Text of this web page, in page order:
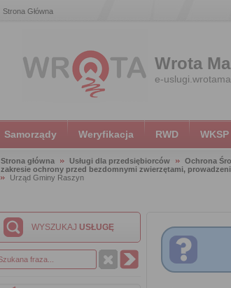
Strona Główna
Wrota
e-
Samorządy Weryfikacja RWD WKSP
Strona główna Usługi dla przedsiębiorców Ochrona
zakresie ochrony przed bezdomnymi zwierzętami,
Urząd Gminy Raszyn
WYSZUKAJ USŁUGĘ